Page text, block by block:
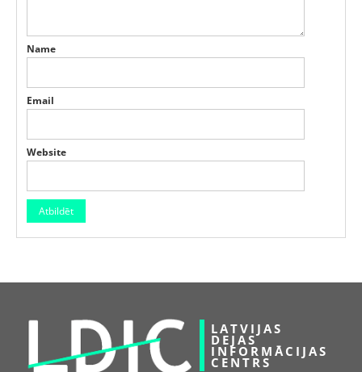
Name
Email
Website
LATVIJAS
DEJAS
INFORMĀCIJAS
CENTRS